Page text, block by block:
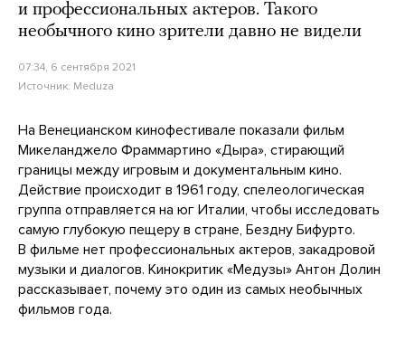
и профессиональных актеров. Такого
необычного кино зрители давно не видели
07:34, 6 сентября 2021
Источник: Meduza
На Венецианском кинофестивале показали фильм
Микеланджело Фраммартино «Дыра», стирающий
границы между игровым и документальным кино.
Действие происходит в 1961 году, спелеологическая
группа отправляется на юг Италии, чтобы исследовать
самую глубокую пещеру в стране, Бездну Бифурто.
В фильме нет профессиональных актеров, закадровой
музыки и диалогов. Кинокритик «Медузы» Антон Долин
рассказывает, почему это один из самых необычных
фильмов года.